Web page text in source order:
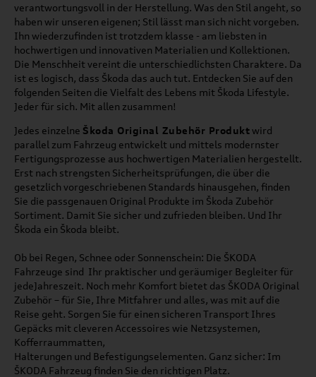
verantwortungsvoll in der Herstellung. Was den Stil angeht, so
haben wir unseren eigenen; Stil lässt man sich nicht vorgeben.
Ihn wiederzufinden ist trotzdem klasse - am liebsten in
hochwertigen und innovativen Materialien und Kollektionen.
Die Menschheit vereint die unterschiedlichsten Charaktere. Da
ist es logisch, dass Škoda das auch tut. Entdecken Sie auf den
folgenden Seiten die Vielfalt des Lebens mit Škoda Lifestyle.
Jeder für sich. Mit allen zusammen!
Jedes einzelne Škoda Original Zubehör Produktwird
parallel zum Fahrzeug entwickelt und mittels modernster
Fertigungsprozesse aus hochwertigen Materialien hergestellt.
Erst nach strengsten Sicherheitsprüfungen, die über die
gesetzlich vorgeschriebenen Standards hinausgehen, finden
Sie die passgenauen Original Produkte im Škoda Zubehör
Sortiment. Damit Sie sicher und zufrieden bleiben. Und Ihr
Škoda ein Škoda bleibt.
Ob bei Regen, Schnee oder Sonnenschein: Die ŠKODA
Fahrzeuge sind Ihr praktischer und geräumiger Begleiter für
jedeJahreszeit. Noch mehr Komfort bietet das ŠKODA Original
Zubehör – für Sie, Ihre Mitfahrer und alles, was mit auf die
Reise geht. Sorgen Sie für einen sicheren Transport Ihres
Gepäcks mit cleveren Accessoires wie Netzsystemen,
Kofferraummatten,
Halterungen und Befestigungselementen. Ganz sicher: Im
ŠKODA Fahrzeug finden Sie den richtigen Platz.